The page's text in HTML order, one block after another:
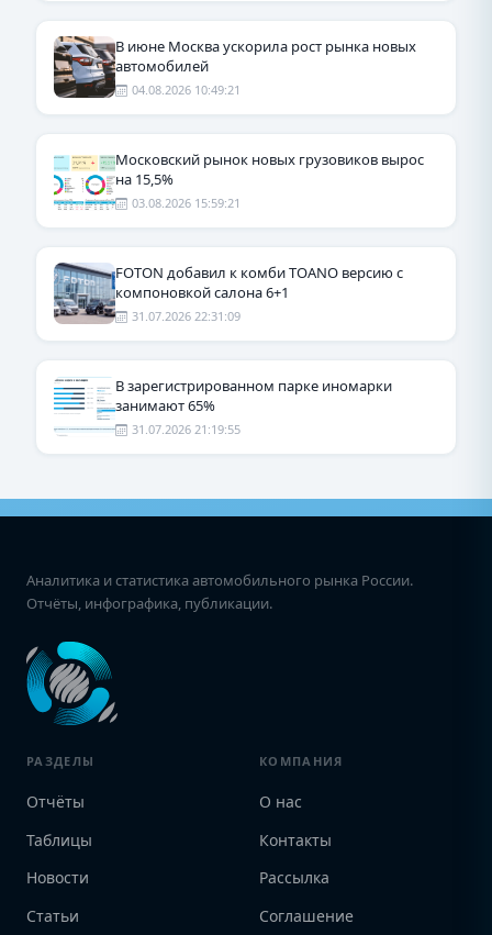
В июне Москва ускорила рост рынка новых
автомобилей
04.08.2026 10:49:21
Московский рынок новых грузовиков вырос
на 15,5%
03.08.2026 15:59:21
FOTON добавил к комби TOANO версию с
компоновкой салона 6+1
31.07.2026 22:31:09
В зарегистрированном парке иномарки
занимают 65%
31.07.2026 21:19:55
Аналитика и статистика автомобильного рынка России.
Отчёты, инфографика, публикации.
РАЗДЕЛЫ
Отчёты
Таблицы
Новости
Статьи
КОМПАНИЯ
О нас
Контакты
Рассылка
Соглашение